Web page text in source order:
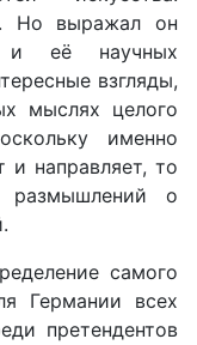
Но выражал он
её научных
взгляды,
мыслях целого
именно
и направляет, то
о
самого
Германии всех
претендентов